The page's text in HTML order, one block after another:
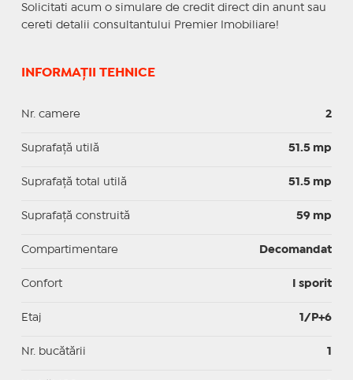
Solicitati acum o simulare de credit direct din anunt sau
cereti detalii consultantului Premier Imobiliare!
INFORMAȚII TEHNICE
Nr. camere 2
Suprafaţă utilă 51.5 mp
Suprafaţă total utilă 51.5 mp
Suprafaţă construită 59 mp
Compartimentare Decomandat
Confort I sporit
Etaj 1/P+6
Nr. bucătării 1